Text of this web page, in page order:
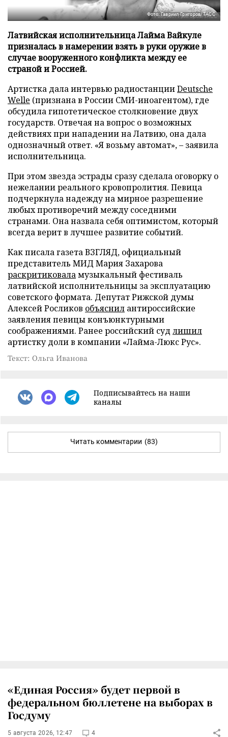
Фото: Гавриил Григоров/ТАСС
Латвийская исполнительница Лайма Вайкуле
призналась в намерении взять в руки оружие в
случае вооруженного конфликта между ее
страной и Россией.
Артистка дала интервью радиостанцииDeutsche
Welle (признана в России СМИ-иноагентом), где
обсудила гипотетическое столкновение двух
государств. Отвечая на вопрос о возможных
действиях при нападении на Латвию, она дала
однозначный ответ. «Я возьму автомат», – заявила
исполнительница.
При этом звезда эстрады сразу сделала оговорку о
нежелании реального кровопролития. Певица
подчеркнула надежду на мирное разрешение
любых противоречий между соседними
странами. Она назвала себя оптимистом, который
всегда верит в лучшее развитие событий.
Как писала газета ВЗГЛЯД, официальный
представитель МИД Мария Захарова
раскритиковаламузыкальный фестиваль
латвийской исполнительницы за эксплуатацию
советского формата. Депутат Рижской думы
Алексей Росликов объяснил антироссийские
заявления певицы конъюнктурными
соображениями. Ранее российский суд лишил
артистку доли в компании «Лайма-Люкс Рус».
Текст: Ольга Иванова
Подписывайтесь на наши
каналы
Читать комментарии (83)
«Единая Россия» будет первой в
федеральном бюллетене на выборах в
Госдуму
5 августа 2026, 12:47 4